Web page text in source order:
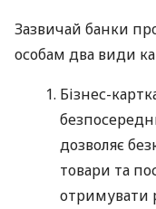
Зазвичай банки
особам два види
Бізнес-
дозволяє
товари та
отримувати